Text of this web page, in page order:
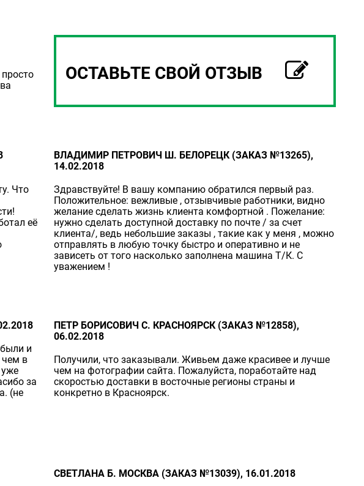
ОСТАВЬТЕ СВОЙ ОТЗЫВ
Что
её
ВЛАДИМИР ПЕТРОВИЧ Ш. БЕЛОРЕЦК (ЗАКАЗ №13265),
14.02.2018
Здравствуйте! В вашу компанию обратился первый раз.
Положительное: вежливые , отзывчивые работники, видно
желание сделать жизнь клиента комфортной . Пожелание:
нужно сделать доступной доставку по почте / за счет
клиента/, ведь небольшие заказы , такие как у меня , можно
отправлять в любую точку быстро и оперативно и не
зависеть от того насколько заполнена машина Т/К. С
уважением !
и
чем в
за
(не
ПЕТР БОРИСОВИЧ С. КРАСНОЯРСК (ЗАКАЗ №12858),
06.02.2018
Получили, что заказывали. Живьем даже красивее и лучше
чем на фотографии сайта. Пожалуйста, поработайте над
скоростью доставки в восточные регионы страны и
конкретно в Красноярск.
СВЕТЛАНА Б. МОСКВА (ЗАКАЗ №13039), 16.01.2018